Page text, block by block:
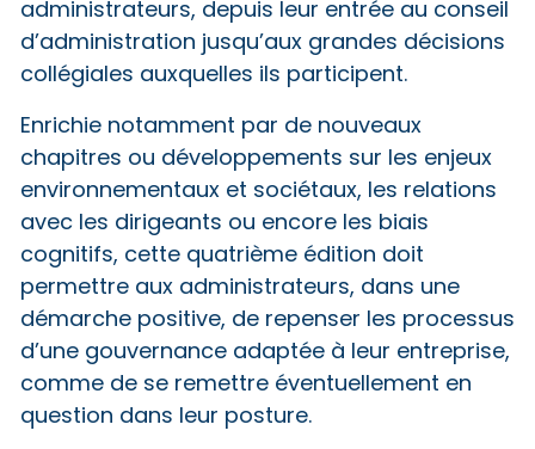
administrateurs, depuis leur entrée au conseil
d’admi­nistration jusqu’aux grandes décisions
collégiales auxquelles ils participent.
Enrichie notamment par de nouveaux
chapitres ou développements sur les enjeux
environnementaux et sociétaux, les relations
avec les dirigeants ou encore les biais
cognitifs, cette quatrième édition doit
permettre aux administrateurs, dans une
démarche positive, de repenser les processus
d’une gouvernance adaptée à leur entreprise,
comme de se remettre éventuellement en
question dans leur posture.